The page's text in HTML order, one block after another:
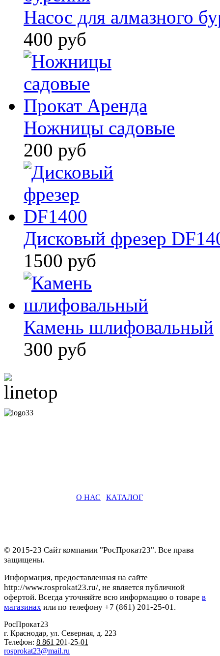
Насос для алмазного
400 руб
Ножницы садовые
200 руб
Дисковый фрезер
1500 руб
Камень шлифовальный
300 руб
О НАС КАТАЛОГ
© 2015-23 Сайт компании "РосПрокат23". Все права
защищены.
Информация, предоставленная на сайте
http://www.rosprokat23.ru/, не является публичной
офертой. Всегда уточняйте всю информацию о товаре в
магазинах или по телефону +7 (861) 201-25-01.
РосПрокат23
г. Краснодар, ул. Северная, д. 223
Телефон: 8 861 201-25-01
rosprokat23@mail.ru